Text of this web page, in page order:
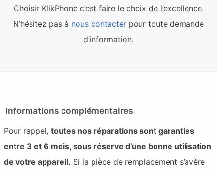
Choisir KlikPhone c’est faire le choix de l’excellence.
N’hésitez pas à nous contacter pour toute demande
d’information.
Informations complémentaires
Pour rappel, toutes nos réparations sont garanties
entre 3 et 6 mois, sous réserve d’une bonne utilisation
de votre appareil. Si la pièce de remplacement s’avère